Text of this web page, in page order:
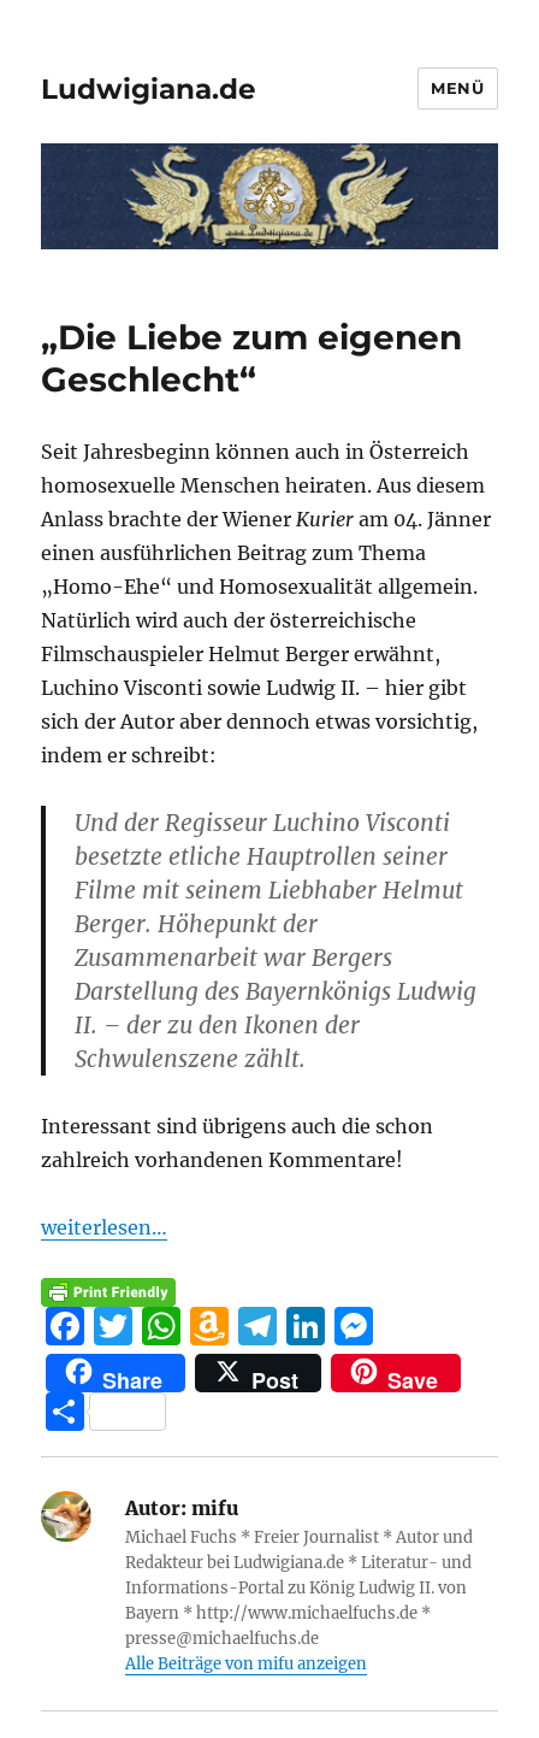
Ludwigiana.de MENÜ
„Die Liebe zum eigenen
Geschlecht“
Seit Jahresbeginn können auch in Österreich
homosexuelle Menschen heiraten. Aus diesem
Anlass brachte der WienerKurieram 04. Jänner
einen ausführlichen Beitrag zum Thema
„Homo-Ehe“ und Homosexualität allgemein.
Natürlich wird auch der österreichische
Filmschauspieler Helmut Berger erwähnt,
Luchino Visconti sowie Ludwig II. – hier gibt
sich der Autor aber dennoch etwas vorsichtig,
indem er schreibt:
Und der Regisseur Luchino Visconti
besetzte etliche Hauptrollen seiner
Filme mit seinem Liebhaber Helmut
Berger. Höhepunkt der
Zusammenarbeit war Bergers
Darstellung des Bayernkönigs Ludwig
II. – der zu den Ikonen der
Schwulenszene zählt.
Interessant sind übrigens auch die schon
zahlreich vorhandenen Kommentare!
weiterlesen…
F
a
c
e
o
T
w
it
te
W
h
at
p
p
A
m
a
n
W
is
h
Li
st
T
el
e
a
m
Li
n
k
n
e
ss
g
er
Share Post Save
T
ei
le
n
Autor: mifu
Michael Fuchs * Freier Journalist * Autor und
Redakteur bei Ludwigiana.de * Literatur- und
Informations-Portal zu König Ludwig II. von
Bayern * http://www.michaelfuchs.de *
presse@michaelfuchs.de
Alle Beiträge von mifu anzeigen